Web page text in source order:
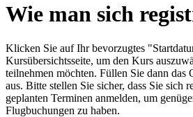
Wie man sich
Klicken Sie auf Ihr bevorzugtes
Kursübersichtsseite, um den Kurs
teilnehmen möchten. Füllen Sie dann
aus. Bitte stellen Sie sicher, dass Sie sich
geplanten Terminen anmelden, um
Flugbuchungen zu haben.